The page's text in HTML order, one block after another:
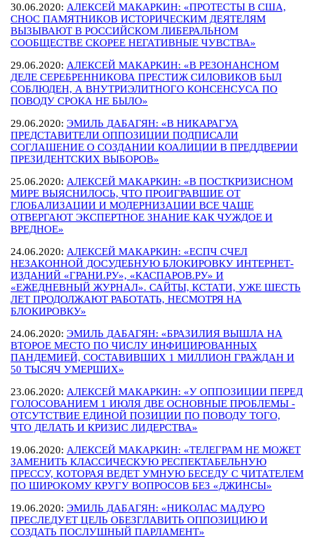
30.06.2020: АЛЕКСЕЙ МАКАРКИН: «ПРОТЕСТЫ В США,
СНОС ПАМЯТНИКОВ ИСТОРИЧЕСКИМ ДЕЯТЕЛЯМ
ВЫЗЫВАЮТ В РОССИЙСКОМ ЛИБЕРАЛЬНОМ
СООБЩЕСТВЕ СКОРЕЕ НЕГАТИВНЫЕ ЧУВСТВА»
29.06.2020: АЛЕКСЕЙ МАКАРКИН: «В РЕЗОНАНСНОМ
ДЕЛЕ СЕРЕБРЕННИКОВА ПРЕСТИЖ СИЛОВИКОВ БЫЛ
СОБЛЮДЕН, А ВНУТРИЭЛИТНОГО КОНСЕНСУСА ПО
ПОВОДУ СРОКА НЕ БЫЛО»
29.06.2020: ЭМИЛЬ ДАБАГЯН: «В НИКАРАГУА
ПРЕДСТАВИТЕЛИ ОППОЗИЦИИ ПОДПИСАЛИ
СОГЛАШЕНИЕ О СОЗДАНИИ КОАЛИЦИИ В ПРЕДДВЕРИИ
ПРЕЗИДЕНТСКИХ ВЫБОРОВ»
25.06.2020: АЛЕКСЕЙ МАКАРКИН: «В ПОСТКРИЗИСНОМ
МИРЕ ВЫЯСНИЛОСЬ, ЧТО ПРОИГРАВШИЕ ОТ
ГЛОБАЛИЗАЦИИ И МОДЕРНИЗАЦИИ ВСЕ ЧАЩЕ
ОТВЕРГАЮТ ЭКСПЕРТНОЕ ЗНАНИЕ КАК ЧУЖДОЕ И
ВРЕДНОЕ»
24.06.2020: АЛЕКСЕЙ МАКАРКИН: «ЕСПЧ СЧЕЛ
НЕЗАКОННОЙ ДОСУДЕБНУЮ БЛОКИРОВКУ ИНТЕРНЕТ-
ИЗДАНИЙ «ГРАНИ.РУ», «КАСПАРОВ.РУ» И
«ЕЖЕДНЕВНЫЙ ЖУРНАЛ». САЙТЫ, КСТАТИ, УЖЕ ШЕСТЬ
ЛЕТ ПРОДОЛЖАЮТ РАБОТАТЬ, НЕСМОТРЯ НА
БЛОКИРОВКУ»
24.06.2020: ЭМИЛЬ ДАБАГЯН: «БРАЗИЛИЯ ВЫШЛА НА
ВТОРОЕ МЕСТО ПО ЧИСЛУ ИНФИЦИРОВАННЫХ
ПАНДЕМИЕЙ, СОСТАВИВШИХ 1 МИЛЛИОН ГРАЖДАН И
50 ТЫСЯЧ УМЕРШИХ»
23.06.2020: АЛЕКСЕЙ МАКАРКИН: «У ОППОЗИЦИИ ПЕРЕД
ГОЛОСОВАНИЕМ 1 ИЮЛЯ ДВЕ ОСНОВНЫЕ ПРОБЛЕМЫ -
ОТСУТСТВИЕ ЕДИНОЙ ПОЗИЦИИ ПО ПОВОДУ ТОГО,
ЧТО ДЕЛАТЬ И КРИЗИС ЛИДЕРСТВА»
19.06.2020: АЛЕКСЕЙ МАКАРКИН: «ТЕЛЕГРАМ НЕ МОЖЕТ
ЗАМЕНИТЬ КЛАССИЧЕСКУЮ РЕСПЕКТАБЕЛЬНУЮ
ПРЕССУ, КОТОРАЯ ВЕДЕТ УМНУЮ БЕСЕДУ С ЧИТАТЕЛЕМ
ПО ШИРОКОМУ КРУГУ ВОПРОСОВ БЕЗ «ДЖИНСЫ»
19.06.2020: ЭМИЛЬ ДАБАГЯН: «НИКОЛАС МАДУРО
ПРЕСЛЕДУЕТ ЦЕЛЬ ОБЕЗГЛАВИТЬ ОППОЗИЦИЮ И
СОЗДАТЬ ПОСЛУШНЫЙ ПАРЛАМЕНТ»